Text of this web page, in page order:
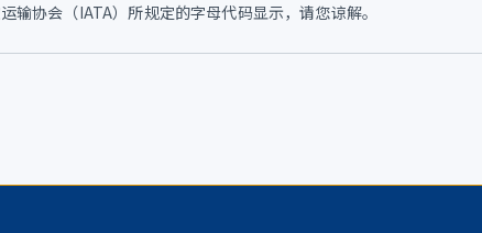
协会（IATA）所规定的字母代码显示，请您谅解。